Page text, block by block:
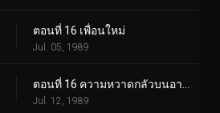
ตอนที่ 16 เพื่อนใหม่
Jul. 05, 1989
Jul. 12, 1989